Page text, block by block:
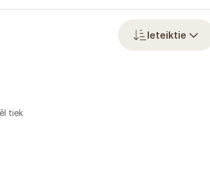
Ieteiktie
tiek